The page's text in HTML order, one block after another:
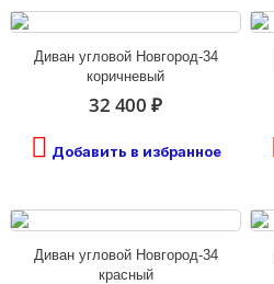
Диван угловой Новгород-34
коричневый
32 400 ₽
Добавить в избранное
Диван угловой Новгород-34
красный